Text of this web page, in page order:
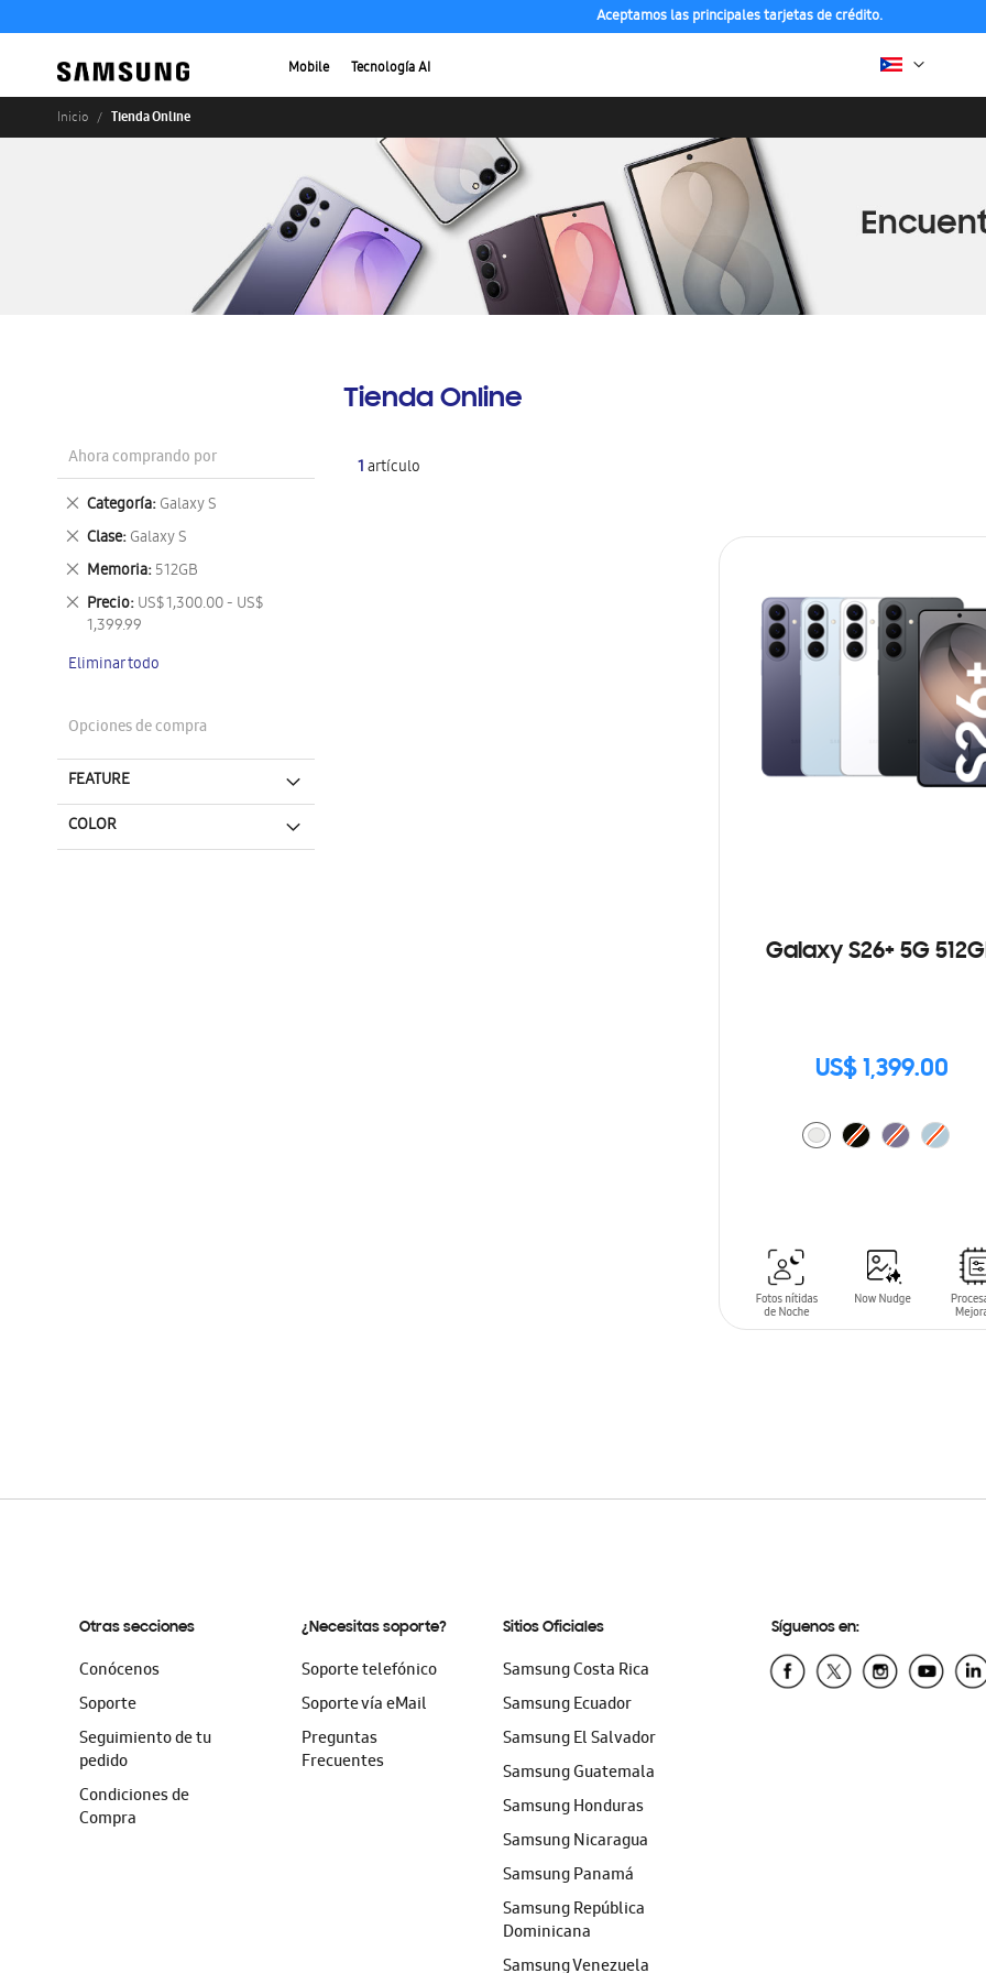
Aceptamos las principales tarjetas de crédito.
Mobile Tecnología AI
Inicio Tienda Online
Tienda Online
1artículo
Galaxy S26+ 5G
US$ 1,399.00
Ahora comprando por
Categoría Galaxy S
Eliminar
este
artículo
Clase Galaxy S
Eliminar
este
artículo
Memoria 512GB
Eliminar
este
artículo
Precio US$ 1,300.00 - US$
1,399.99
Eliminar
este
Eliminar todo
Opciones de compra
FEATURE
COLOR
Otras secciones
Conócenos
Soporte
Seguimiento de tu
pedido
Condiciones de
Compra
¿Necesitas soporte?
Soporte telefónico
Soporte vía eMail
Preguntas
Frecuentes
Sitios Oficiales
Samsung Costa Rica
Samsung Ecuador
Samsung El Salvador
Samsung Guatemala
Samsung Honduras
Samsung Nicaragua
Samsung Panamá
Samsung República
Dominicana
Samsung Venezuela
Síguenos en: